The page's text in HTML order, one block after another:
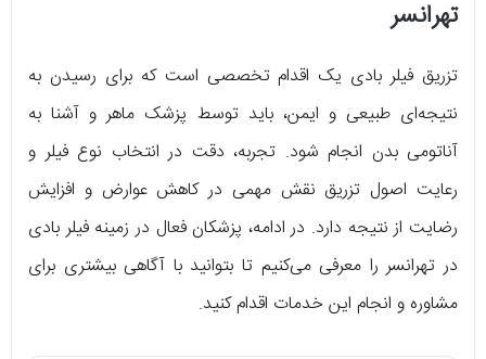
تهرانسر
تزریق فیلر بادی یک اقدام تخصصی است که برای رسیدن به
نتیجه‌ای طبیعی و ایمن، باید توسط پزشک ماهر و آشنا به
آناتومی بدن انجام شود. تجربه، دقت در انتخاب نوع فیلر و
رعایت اصول تزریق نقش مهمی در کاهش عوارض و افزایش
رضایت از نتیجه دارد. در ادامه، پزشکان فعال در زمینه فیلر بادی
در تهرانسر را معرفی می‌کنیم تا بتوانید با آگاهی بیشتری برای
مشاوره و انجام این خدمات اقدام کنید.